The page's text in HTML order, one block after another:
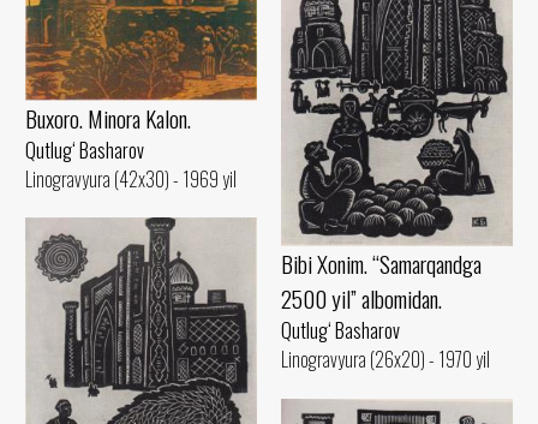
Buxoro. Minora Kalon.
Qutlug‘ Basharov
Linogravyura (42x30) - 1969 yil
Bibi Xonim. “Samarqandga
2500 yil” albomidan.
Qutlug‘ Basharov
Linogravyura (26x20) - 1970 yil